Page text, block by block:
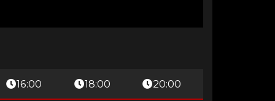
16:00 18:00 20:00